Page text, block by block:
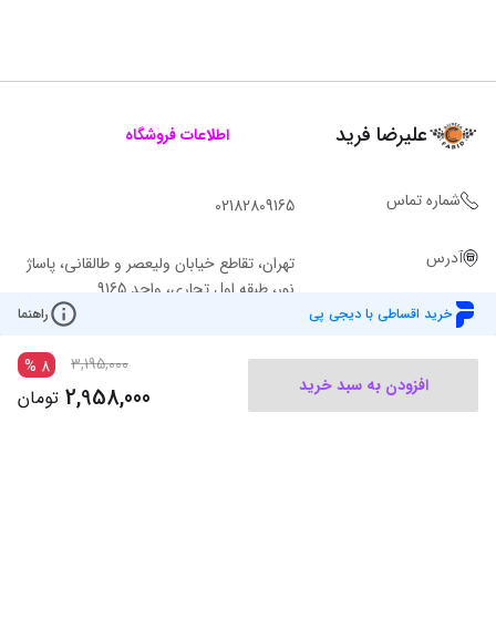
خرید اقساطی با دیجی پی راهنما
افزودن به سبد خرید
3,195,000
8
%
2,958,000 تومان
علیرضا فرید اطلاعات فروشگاه
شماره تماس 02182809165
آدرس
تهران، تقاطع خیابان ولیعصر و طالقانی، پاساژ
نور، طبقه اول تجاری، واحد 9165